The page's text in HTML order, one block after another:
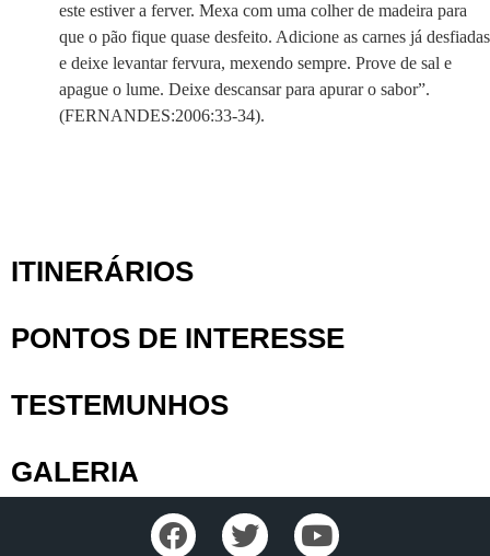
este estiver a ferver. Mexa com uma colher de madeira para
que o pão fique quase desfeito. Adicione as carnes já desfiadas
e deixe levantar fervura, mexendo sempre. Prove de sal e
apague o lume. Deixe descansar para apurar o sabor”.
(FERNANDES:2006:33-34).
ITINERÁRIOS
PONTOS DE INTERESSE
TESTEMUNHOS
GALERIA